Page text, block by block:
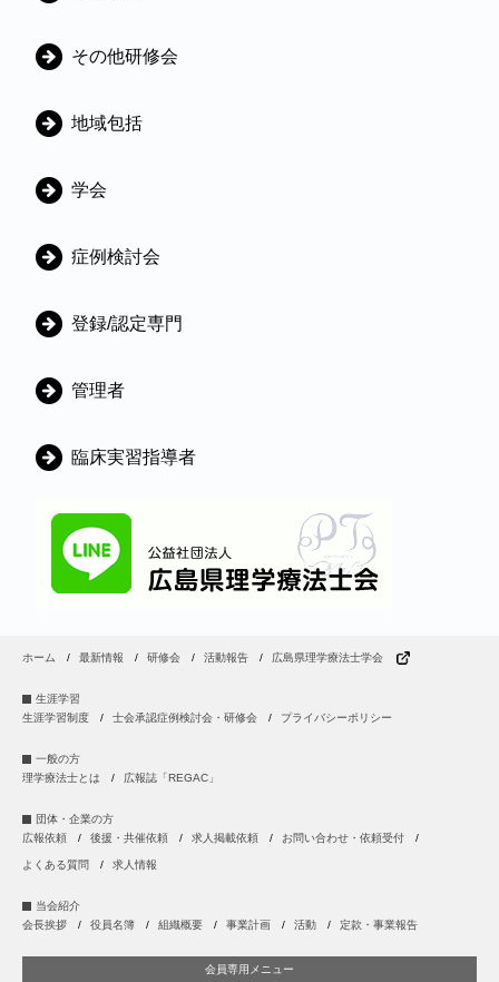
ゴ
その他研修会
地域包括
学会
症例検討会
登録/認定専門
管理者
臨床実習指導者
ホーム 最新情報 研修会 活動報告 広島県理学療法士学会
生涯学習
生涯学習制度
士会承認症例検討会・研修会 プライバシーポリシー
一般の方
理学療法士とは
広報誌「REGAC」
団体・企業の方
広報依頼
後援・共催依頼 求人掲載依頼 お問い合わせ・依頼受付
よくある質問 求人情報
当会紹介
会長挨拶
役員名簿 組織概要 事業計画 活動 定款・事業報告
会員専用メニュー